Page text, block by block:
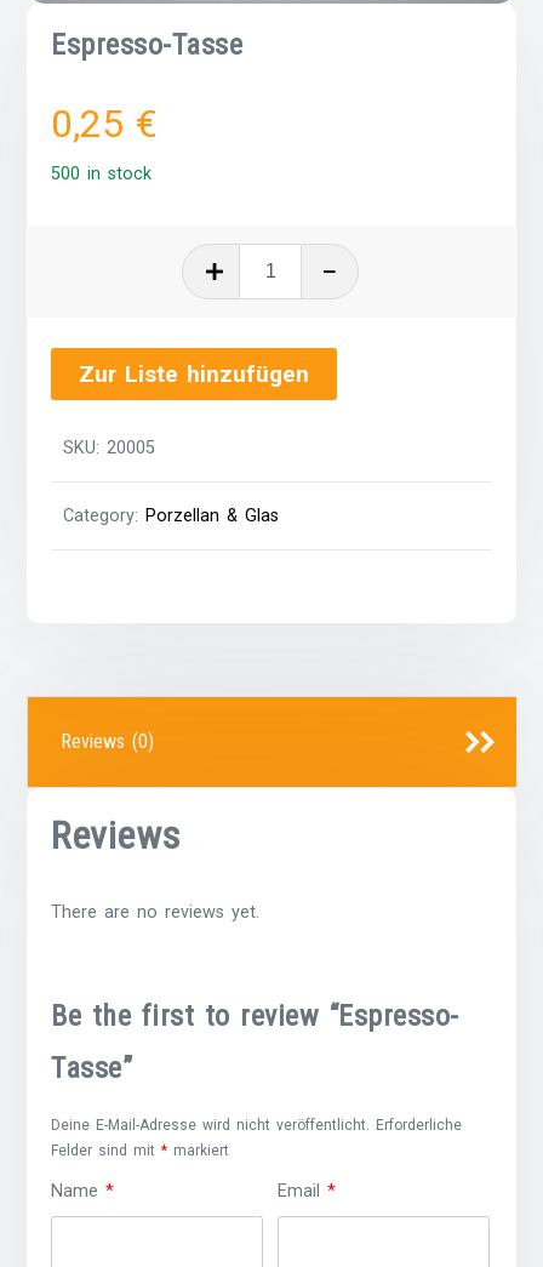
Espresso-Tasse
0,25 €
500 in stock
Espresso-
Zur Liste hinzufügen
SKU:20005
Category: Porzellan & Glas
Reviews (0)
Reviews
There are no reviews yet.
Be the first to review “Espresso-
Tasse”
Deine E-Mail-Adresse wird nicht veröffentlicht.
Erforderliche
Felder sind mit* markiert
Name* Email*